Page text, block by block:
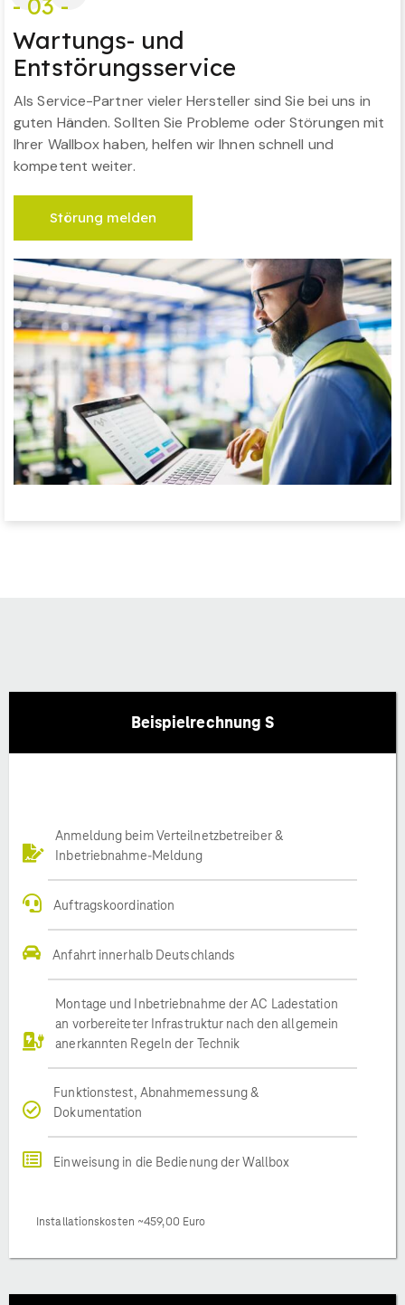
Wartungs- und
Entstörungsservice
Als Service-Partner vieler Hersteller sind Sie bei uns in
guten Händen. Sollten Sie Probleme oder Störungen mit
Ihrer Wallbox haben, helfen wir Ihnen schnell und
kompetent weiter.
Störung melden
Beispielrechnung S
Anmeldung beim Verteilnetzbetreiber &
Inbetriebnahme-Meldung
Auftragskoordination
Anfahrt innerhalb Deutschlands
Montage und Inbetriebnahme der AC Ladestation
an vorbereiteter Infrastruktur nach den allgemein
anerkannten Regeln der Technik
Funktionstest, Abnahmemessung &
Dokumentation
Einweisung in die Bedienung der Wallbox
Installationskosten ~459,00 Euro